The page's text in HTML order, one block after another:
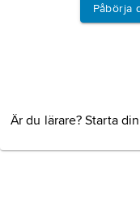
Påbörja
Är du lärare? Starta